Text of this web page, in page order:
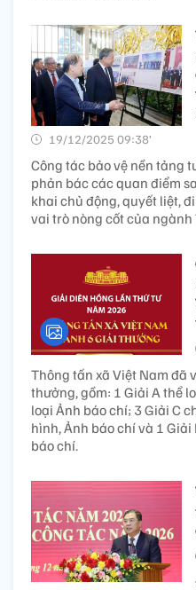
19/12/2025 09:38’
Công tác bảo vệ nền tảng
phản bác các quan điểm
khai chủ động, quyết liệt,
vai trò nòng cốt của ngành
Thông tấn xã Việt Nam đã
thưởng, gồm: 1 Giải A thể
loại Ảnh báo chí; 3 Giải C
hình, Ảnh báo chí và 1
báo chí.